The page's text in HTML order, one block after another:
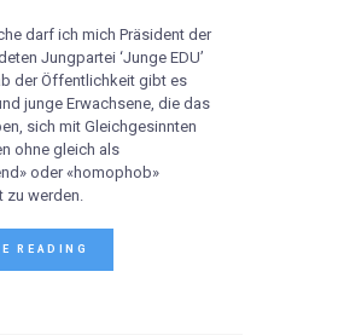
darf ich mich Präsident der
Jungpartei ‘Junge EDU’
der Öffentlichkeit gibt es
junge Erwachsene, die das
sich mit Gleichgesinnten
ohne gleich als
oder «homophob»
zu werden.
READING